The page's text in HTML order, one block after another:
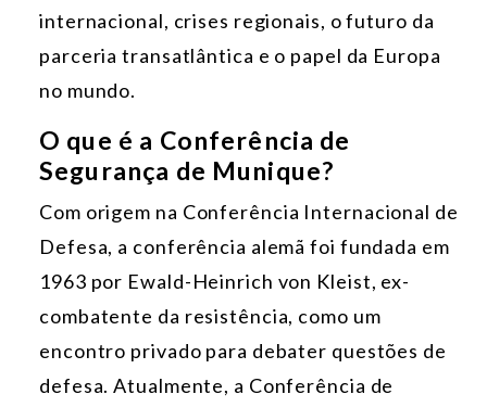
internacional, crises regionais, o futuro da
parceria transatlântica e o papel da Europa
no mundo.
O que é a Conferência de
Segurança de Munique?
Com origem na Conferência Internacional de
Defesa, a conferência alemã foi fundada em
1963 por Ewald-Heinrich von Kleist, ex-
combatente da resistência, como um
encontro privado para debater questões de
defesa. Atualmente, a Conferência de